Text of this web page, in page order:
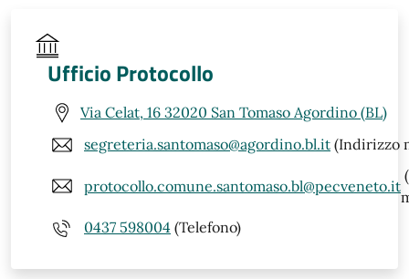
Ufficio Protocollo
Via Celat, 16 32020 San Tomaso Agordino (BL)
segreteria.santomaso@agordino.bl.it (Indirizzo
protocollo.comune.santomaso.bl@pecveneto.it
0437 598004 (Telefono)